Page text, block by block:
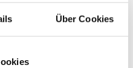
Über Cookies